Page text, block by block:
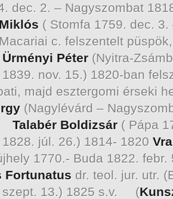
dec. 2. – Nagyszombat
( Stomfa 1759. dec.
c. felszentelt
Ürményi Péter (Nyitra-
nov. 15.) 1820-ban
majd esztergomi érseki
(Nagylévárd –
Talabér Boldizsár ( Pápa
júl. 26.) 1814- 1820
1770.- Buda 1822. febr.
Fortunatus dr. teol. jur. utr.
szept. 13.) 1825 s.v. (